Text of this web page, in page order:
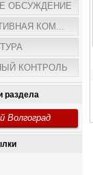
ОБСУЖДЕНИЕ
КОМ...
КОНТРОЛЬ
раздела
Волгоград